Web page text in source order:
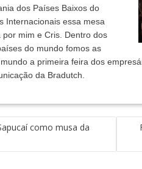
dos Países Baixos do
Internacionais essa mesa
mim e Cris. Dentro dos
do mundo fomos as
a primeira feira dos
da Bradutch.
como musa da